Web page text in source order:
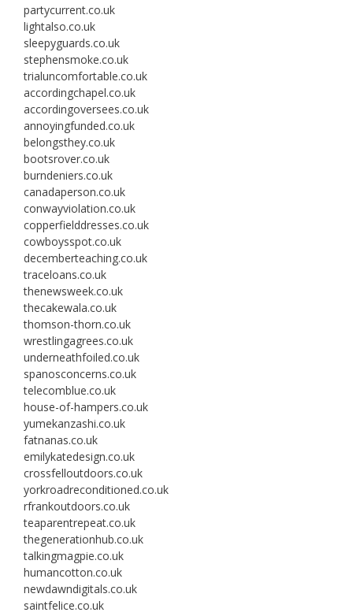
partycurrent.co.uk
lightalso.co.uk
sleepyguards.co.uk
stephensmoke.co.uk
trialuncomfortable.co.uk
accordingchapel.co.uk
accordingoversees.co.uk
annoyingfunded.co.uk
belongsthey.co.uk
bootsrover.co.uk
burndeniers.co.uk
canadaperson.co.uk
conwayviolation.co.uk
copperfielddresses.co.uk
cowboysspot.co.uk
decemberteaching.co.uk
traceloans.co.uk
thenewsweek.co.uk
thecakewala.co.uk
thomson-thorn.co.uk
wrestlingagrees.co.uk
underneathfoiled.co.uk
spanosconcerns.co.uk
telecomblue.co.uk
house-of-hampers.co.uk
yumekanzashi.co.uk
fatnanas.co.uk
emilykatedesign.co.uk
crossfelloutdoors.co.uk
yorkroadreconditioned.co.uk
rfrankoutdoors.co.uk
teaparentrepeat.co.uk
thegenerationhub.co.uk
talkingmagpie.co.uk
humancotton.co.uk
newdawndigitals.co.uk
saintfelice.co.uk